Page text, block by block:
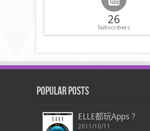
26
Subscribers
Popular Posts
ELLE都玩Apps ?
2011/10/11